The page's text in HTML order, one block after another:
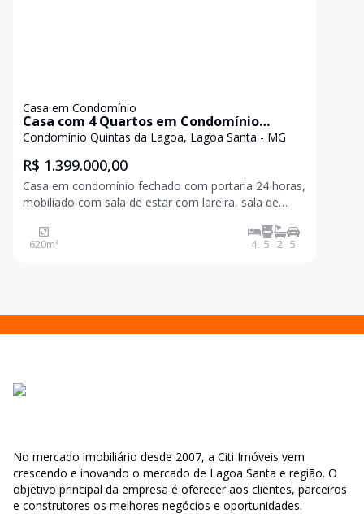
Casa em Condomínio
Casa com 4 Quartos em Condomínio
Quintas da Lagoa, 5000 m² à venda
Condomínio Quintas da Lagoa, Lagoa Santa - MG
R$ 1.399.000,00
Casa em condomínio fechado com portaria 24 horas,
mobiliado com sala de estar com lareira, sala de
620m² 4 5 2 5
No mercado imobiliário desde 2007, a Citi Imóveis vem
crescendo e inovando o mercado de Lagoa Santa e região. O
objetivo principal da empresa é oferecer aos clientes, parceiros
e construtores os melhores negócios e oportunidades.